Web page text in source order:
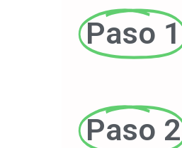
Paso 1
Paso 2